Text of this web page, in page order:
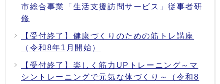
市総合事業「生活支援訪問サービス」従事者研
修
【受付終了】健康づくりのための筋トレ講座
（令和8年1月開始）
【受付終了】楽しく筋力UPトレーニング～マ
シントレーニングで元気な体づくり～（令和8